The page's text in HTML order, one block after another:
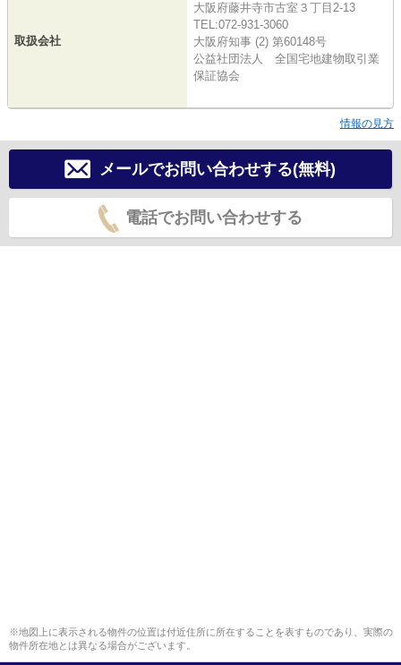
取扱会社
大阪府藤井寺市古室３丁目2-13
TEL:072-931-3060
大阪府知事 (2) 第60148号
公益社団法人 全国宅地建物取引業
保証協会
情報の見方
メールでお問い合わせする(無料)
電話でお問い合わせする
※地図上に表示される物件の位置は付近住所に所在することを表すものであり、実際の
物件所在地とは異なる場合がございます。